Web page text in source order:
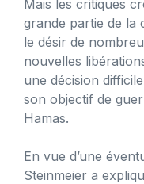
Mais les critiques
grande partie de la
le désir de
nouvelles
une décision
son objectif de
Hamas.
En vue d’une
Steinmeier a